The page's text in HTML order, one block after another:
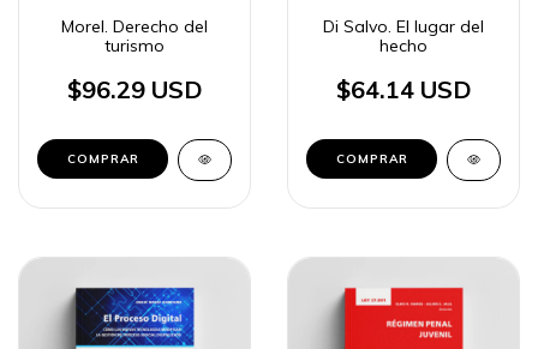
Morel. Derecho del
turismo
$96.29 USD
COMPRAR
Di Salvo. El lugar del
hecho
$64.14 USD
COMPRAR